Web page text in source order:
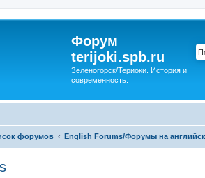
Форум
terijoki.spb.ru
Зеленогорск/Териоки. История и
современность.
форумов English Forums/Форумы на